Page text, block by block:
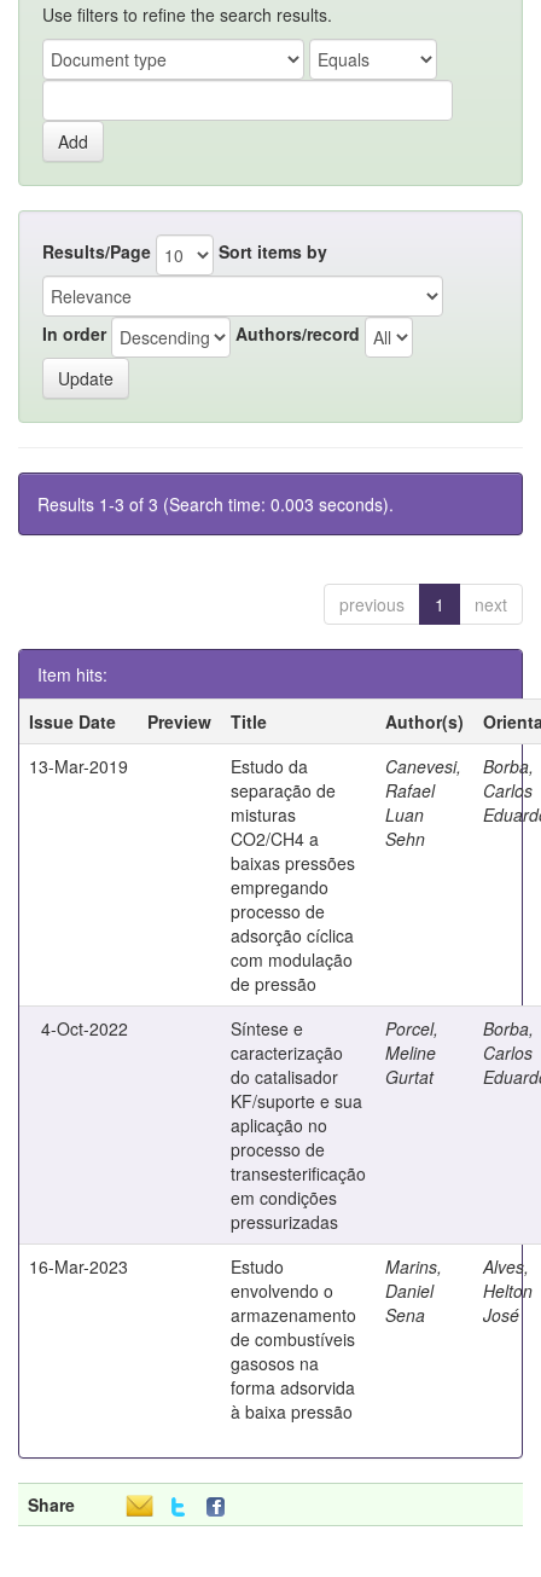
Use filters to refine the search results.
Results/Page Sort items by
In order Authors/record
Results 1-3 of 3 (Search time: 0.003 seconds).
previous 1 next
Item hits:
Issue Date
Preview Title Author(s)
13-Mar-2019
Estudo da
separação de
misturas
CO2/CH4 a
baixas pressões
empregando
processo de
adsorção cíclica
com modulação
de pressão
Canevesi,
Rafael
Luan
Sehn
Borba,
Carlos
4-Oct-2022
Síntese e
caracterização
do catalisador
KF/suporte e sua
aplicação no
processo de
transesterificação
em condições
pressurizadas
Porcel,
Meline
Gurtat
Borba,
Carlos
16-Mar-2023
Estudo
envolvendo o
armazenamento
de combustíveis
gasosos na
forma adsorvida
à baixa pressão
Marins,
Daniel
Sena
Alves,
Helton
José
Share